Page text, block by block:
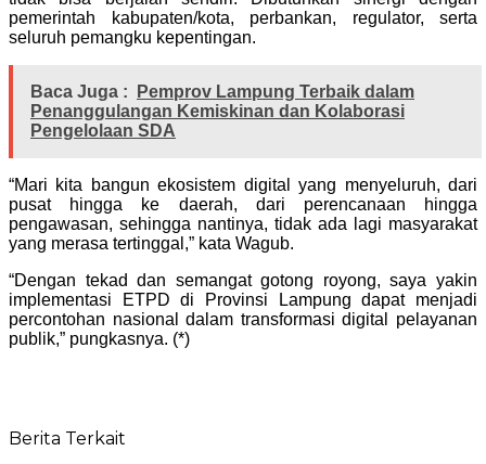
pemerintah kabupaten/kota, perbankan, regulator, serta
seluruh pemangku kepentingan.
Baca Juga :
Pemprov Lampung Terbaik dalam
Penanggulangan Kemiskinan dan Kolaborasi
Pengelolaan SDA
“Mari kita bangun ekosistem digital yang menyeluruh, dari
pusat hingga ke daerah, dari perencanaan hingga
pengawasan, sehingga nantinya, tidak ada lagi masyarakat
yang merasa tertinggal,” kata Wagub.
“Dengan tekad dan semangat gotong royong, saya yakin
implementasi ETPD di Provinsi Lampung dapat menjadi
percontohan nasional dalam transformasi digital pelayanan
publik,” pungkasnya. (*)
Berita Terkait